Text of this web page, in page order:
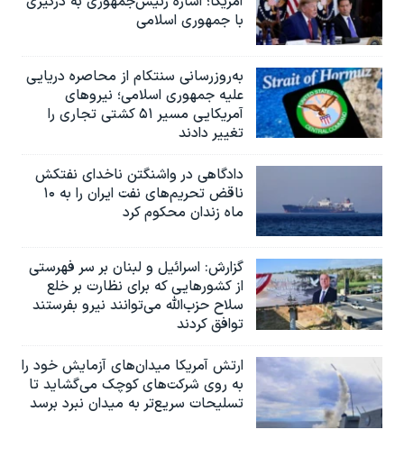
با جمهوری اسلامی
به‌روزرسانی سنتکام از محاصره دریایی
علیه جمهوری اسلامی؛ نیروهای
آمریکایی مسیر ۵۱ کشتی تجاری را
تغییر دادند
دادگاهی در واشنگتن ناخدای نفتکش
ناقض تحریم‌های نفت ایران را به ۱۰
ماه زندان محکوم کرد
گزارش‌: اسرائيل و لبنان بر سر فهرستی
از کشورهایی که برای نظارت بر خلع
سلاح حزب‌الله می‌توانند نیرو بفرستند
توافق کردند
ارتش آمریکا میدان‌های آزمایش خود را
به روی شرکت‌های کوچک می‌گشاید تا
تسلیحات سریع‌تر به میدان نبرد برسد